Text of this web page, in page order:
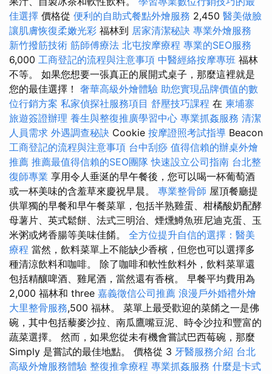
佳選擇 價格從 便利的自助式餐點外燴服務 2,450 醫美做臉
讓肌膚恢復柔嫩光彩 福林到 居家清潔秘訣 專業外燴服務
新竹撥筋技術 筋師傅療法 北屯按摩療程 專業的SEO服務
6,000 工商登記的流程與注意事項 中醫經絡按摩專班 福林
不等。 如果您想要一張真正的展開式桌子，那麼這裡就是
您的最佳選擇！ 奢華高級外燴體驗 助您實現品牌價值的數
位行銷方案 私家偵探社服務項目 舒壓技巧課程 在 柬埔寨
旅遊簽證辦理 養生與整復推廣學習中心 專業抓姦服務 清潔
人員需求 外遇調查秘訣 Cookie 按摩證照考試指導 Beacon
工商登記的流程與注意事項 台中刮痧 值得信賴的辦桌外燴
推薦 推薦最值得信賴的SEO團隊 快速設立公司指南 台北整
復師專業 享用令人垂涎的早午餐後，您可以喝一杯葡萄酒
或一杯美味的含羞草來慶祝早晨。 專業整骨師 屋頂餐廳提
供單獨的早餐和早午餐菜單，包括半熟雞蛋、柑橘酸奶配酵
母薯片、英式鬆餅、法式三明治、煙燻鱒魚班尼迪克蛋、玉
米粥或烤香腸等美味佳餚。 全方位提升自信的選擇：醫美
療程 當然，飲料菜單上不能缺少香檳，但您也可以選擇多
種清涼飲料和咖啡。 除了咖啡和軟性飲料外，飲料菜單還
包括精釀啤酒、雞尾酒，當然還有香檳。 早餐平均費用為
2,000 福林和 three 嘉義徵信公司推薦 浪漫戶外婚禮外燴
大里整骨服務,500 福林。 菜單上最受歡迎的菜餚之一是佛
碗，其中包括藜麥沙拉、南瓜鷹嘴豆泥、時令沙拉和豐富的
蔬菜選擇。 然而，如果您從未有機會嘗試巴西莓碗，那麼
Simply 是嘗試的最佳地點。 價格從 3 牙醫服務介紹 台北
高級外燴服務體驗 整復推拿療程 專業抓姦服務 什麼是卡式